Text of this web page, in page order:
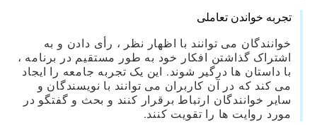
تجربه خواندن تعاملی
خوانندگان می توانند با اظهار نظر ، رأی دادن و به
اشتراک گذاشتن افکار خود به طور مستقیم در برنامه ،
با داستان ها درگیر شوند. این یک تجربه جامعه را ایجاد
می کند که در آن کاربران می توانند با نویسندگان و
سایر خوانندگان ارتباط برقرار کنند و بحث و گفتگو در
مورد روایت ها را تقویت کنند.